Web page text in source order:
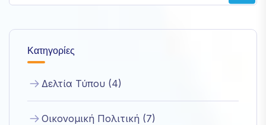
Κατηγορίες
Δελτία Τύπου (4)
Οικονομική Πολιτική (7)